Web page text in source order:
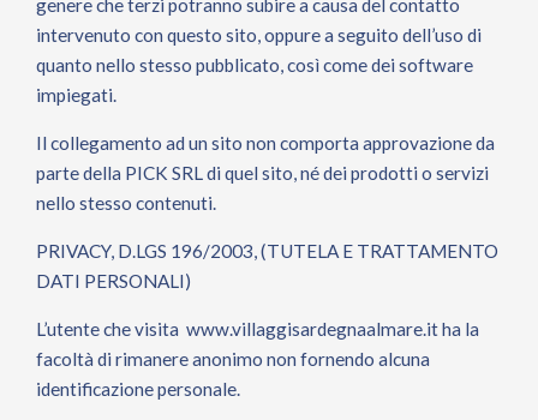
genere che terzi potranno subire a causa del contatto
intervenuto con questo sito, oppure a seguito dell’uso di
quanto nello stesso pubblicato, così come dei software
impiegati.
Il collegamento ad un sito non comporta approvazione da
parte della PICK SRL di quel sito, né dei prodotti o servizi
nello stesso contenuti.
PRIVACY, D.LGS 196/2003, (TUTELA E TRATTAMENTO
DATI PERSONALI)
L’utente che visita www.villaggisardegnaalmare.itha la
facoltà di rimanere anonimo non fornendo alcuna
identificazione personale.